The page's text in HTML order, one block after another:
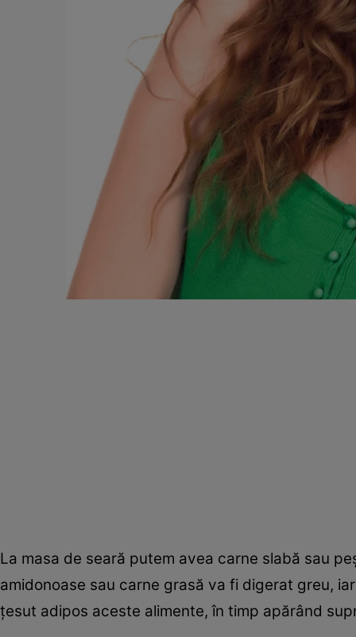
La masa de seară putem avea carne slabă sau
amidonoase sau carne grasă va fi digerat greu,
ţesut adipos aceste alimente, în timp apărând